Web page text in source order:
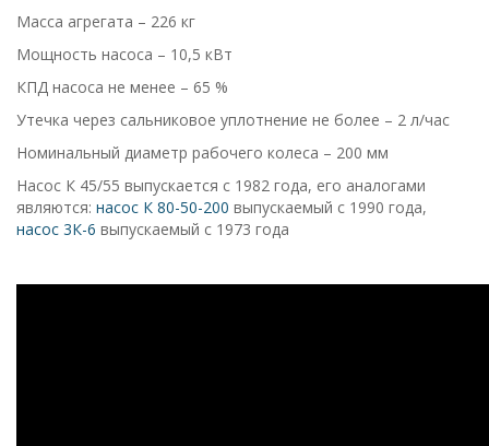
Масса агрегата – 226 кг
Мощность насоса – 10,5 кВт
КПД насоса не менее – 65 %
Утечка через сальниковое уплотнение не более – 2 л/час
Номинальный диаметр рабочего колеса – 200 мм
Насос К 45/55 выпускается с 1982 года, его аналогами
являются: насос К 80-50-200 выпускаемый с 1990 года,
насос 3К-6 выпускаемый с 1973 года